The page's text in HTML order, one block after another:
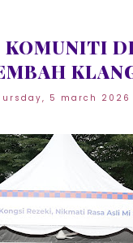
KOMUNITI
5 march 2026